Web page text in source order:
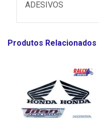
ADESIVOS
Produtos Relacionados